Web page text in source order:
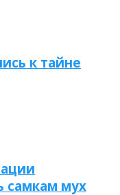
к тайне
самкам мух